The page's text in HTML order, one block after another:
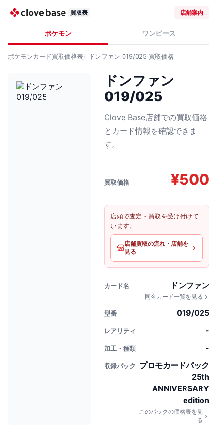
買取表 店舗案内
ポケモン ワンピース
ポケモンカード買取価格表 ドンファン 019/025 買取価格
ドンファン
019/025
Clove Base店舗での買取価格
とカード情報を確認できま
す。
買取価格 ¥500
店頭で査定・買取を受け付けて
います。
店舗買取の流れ・店舗を
見る
カード名 ドンファン
同名カード一覧を見る
型番 019/025
レアリティ -
加工・種類 -
収録パック
プロモカードパック
25th
ANNIVERSARY
edition
このパックの価格表を見
る